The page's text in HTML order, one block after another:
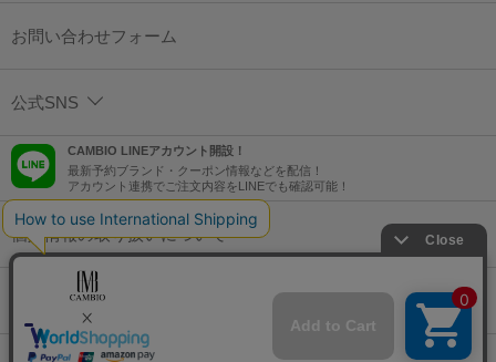
お問い合わせフォーム
公式SNS
CAMBIO LINEアカウント開設！
最新予約ブランド・クーポン情報などを配信！
アカウント連携でご注文内容をLINEでも確認可能！
個人情報の取り扱いについて
特定商取引法に基づく表示